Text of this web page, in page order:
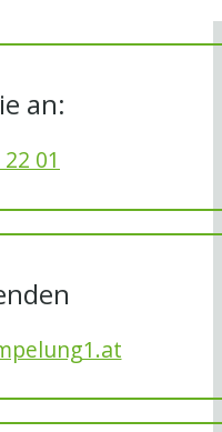
an:
01